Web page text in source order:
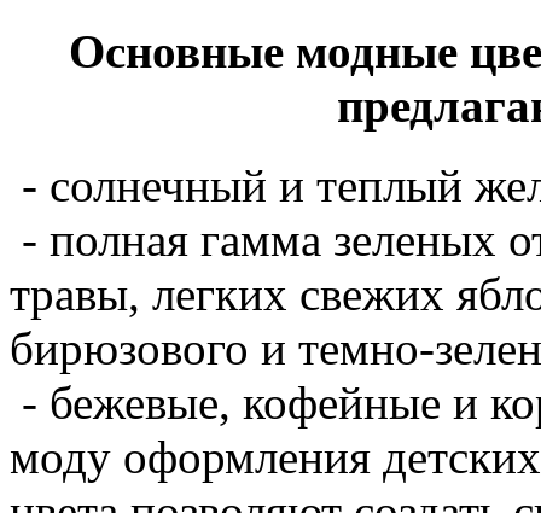
Основные модные
- солнечный и теплый
- полная гамма зеленых
травы, легких свежих
бирюзового и темно-
- бежевые, кофейные и
моду оформления